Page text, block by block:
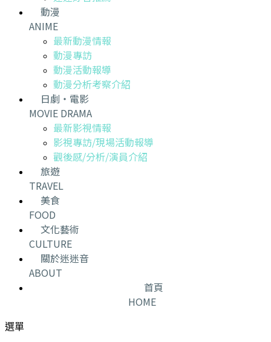
動漫
ANIME
最新動漫情報
動漫專訪
動漫活動報導
動漫分析考察介紹
日劇・電影
MOVIE DRAMA
最新影視情報
影視專訪/現場活動報導
觀後感/分析/演員介紹
旅遊
TRAVEL
美食
FOOD
文化藝術
CULTURE
關於迷迷音
ABOUT
首頁
HOME
選單